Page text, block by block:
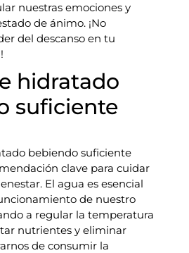
nuestras emociones y
de ánimo. ¡No
del descanso en tu
hidratado
suficiente
bebiendo suficiente
clave para cuidar
El agua es esencial
de nuestro
a regular la temperatura
nutrientes y eliminar
de consumir la